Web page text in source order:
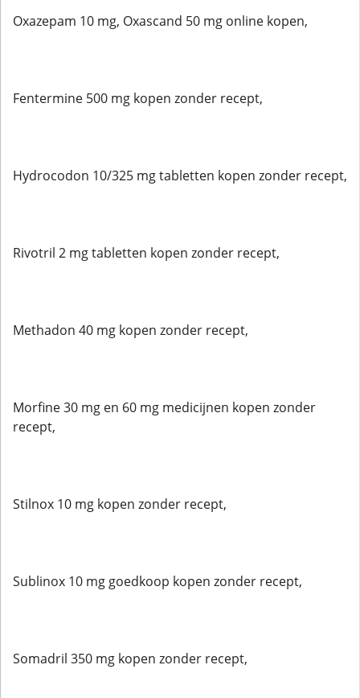
Oxazepam 10 mg, Oxascand 50 mg online kopen,
Fentermine 500 mg kopen zonder recept,
Hydrocodon 10/325 mg tabletten kopen zonder recept,
Rivotril 2 mg tabletten kopen zonder recept,
Methadon 40 mg kopen zonder recept,
Morfine 30 mg en 60 mg medicijnen kopen zonder
recept,
Stilnox 10 mg kopen zonder recept,
Sublinox 10 mg goedkoop kopen zonder recept,
Somadril 350 mg kopen zonder recept,